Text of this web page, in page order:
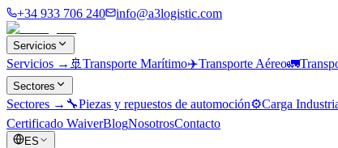
+34 933 706 240 info@a3logistic.com
Servicios
Servicios → 🚢 Transporte Marítimo✈️Transporte Aéreo🚛
Sectores
Sectores → 🔧Piezas y repuestos de automoción⚙️Carga
Certificado WaiverBlogNosotrosContacto
ES